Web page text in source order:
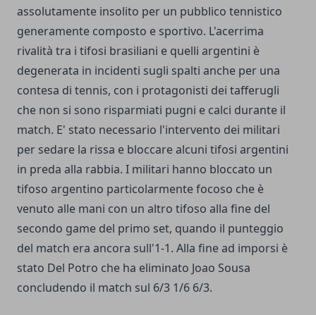
assolutamente insolito per un pubblico tennistico
generamente composto e sportivo. L'acerrima
rivalità tra i tifosi brasiliani e quelli argentini è
degenerata in incidenti sugli spalti anche per una
contesa di tennis, con i protagonisti dei tafferugli
che non si sono risparmiati pugni e calci durante il
match. E' stato necessario l'intervento dei militari
per sedare la rissa e bloccare alcuni tifosi argentini
in preda alla rabbia. I militari hanno bloccato un
tifoso argentino particolarmente focoso che è
venuto alle mani con un altro tifoso alla fine del
secondo game del primo set, quando il punteggio
del match era ancora sull'1-1. Alla fine ad imporsi è
stato Del Potro che ha eliminato Joao Sousa
concludendo il match sul 6/3 1/6 6/3.